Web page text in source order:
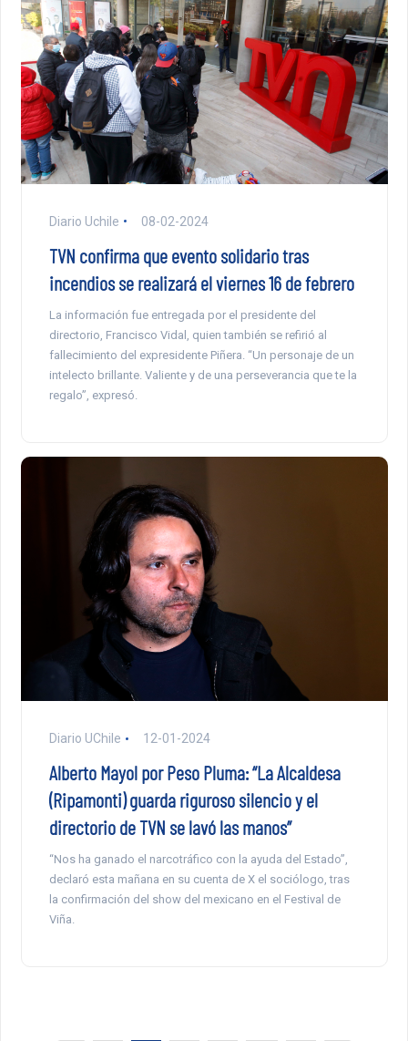
Diario Uchile 08-02-2024
TVN confirma que evento solidario tras
incendios se realizará el viernes 16 de febrero
La información fue entregada por el presidente del
directorio, Francisco Vidal, quien también se refirió al
fallecimiento del expresidente Piñera. “Un personaje de un
intelecto brillante. Valiente y de una perseverancia que te la
regalo”, expresó.
Diario UChile 12-01-2024
Alberto Mayol por Peso Pluma: “La Alcaldesa
(Ripamonti) guarda riguroso silencio y el
directorio de TVN se lavó las manos”
“Nos ha ganado el narcotráfico con la ayuda del Estado”,
declaró esta mañana en su cuenta de X el sociólogo, tras
la confirmación del show del mexicano en el Festival de
Viña.